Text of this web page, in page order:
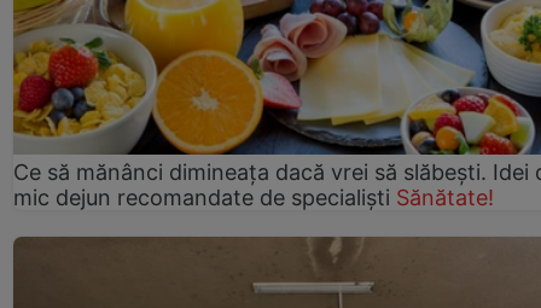
Ce să mănânci dimineața dacă vrei să slăbești. Idei
mic dejun recomandate de specialiști Sănătate!